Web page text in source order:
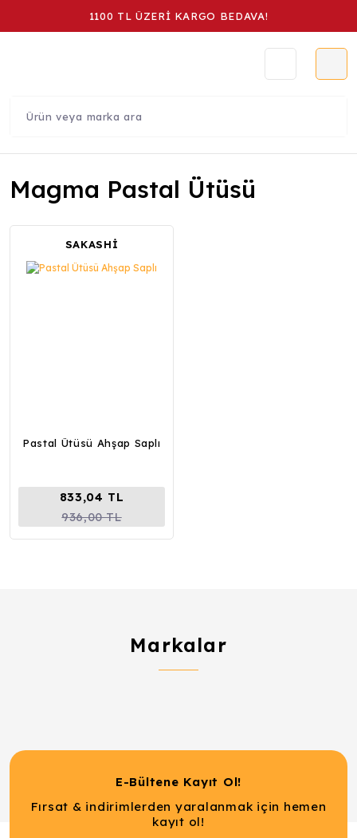
1100 TL ÜZERİ KARGO BEDAVA!
Magma Pastal Ütüsü
SAKASHİ
Pastal Ütüsü Ahşap Saplı
833,04 TL
936,00 TL
Markalar
E-Bültene Kayıt Ol!
Fırsat & indirimlerden yaralanmak için hemen
kayıt ol!